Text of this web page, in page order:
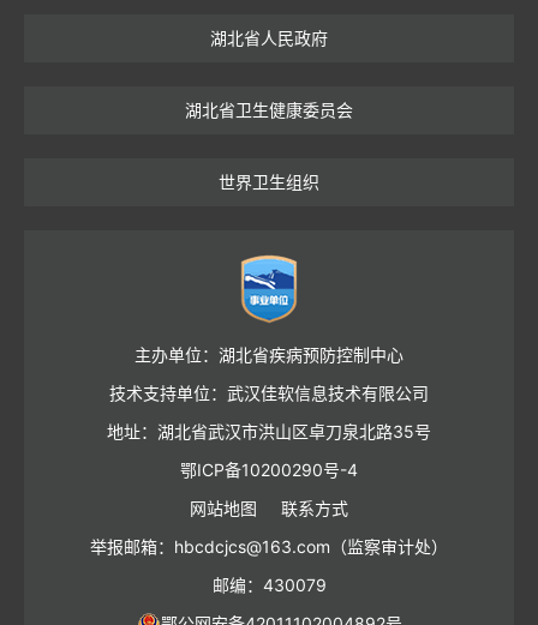
湖北省人民政府
湖北省卫生健康委员会
世界卫生组织
主办单位：湖北省疾病预防控制中心
技术支持单位：武汉佳软信息技术有限公司
地址：湖北省武汉市洪山区卓刀泉北路35号
鄂ICP备10200290号-4
网站地图
联系方式
举报邮箱：hbcdcjcs@163.com（监察审计处）
邮编：430079